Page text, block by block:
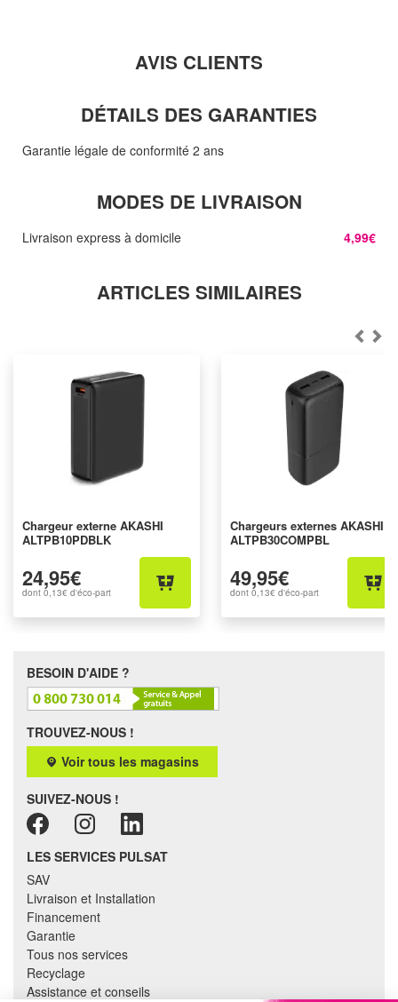
AVIS CLIENTS
DÉTAILS DES GARANTIES
Garantie légale de conformité 2 ans
MODES DE LIVRAISON
Livraison express à domicile 4,99€
ARTICLES SIMILAIRES
Chargeur externe AKASHI
ALTPB10PDBLK
24,95€
dont 0,13€ d'éco-part
Chargeurs externes AKASHI
ALTPB30COMPBL
49,95€
dont 0,13€ d'éco-part
BESOIN D'AIDE ?
TROUVEZ-NOUS !
Voir tous les magasins
SUIVEZ-NOUS !
LES SERVICES PULSAT
SAV
Livraison et Installation
Financement
Garantie
Tous nos services
Recyclage
Assistance et conseils